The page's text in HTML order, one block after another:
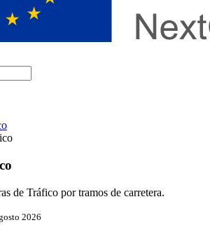
de Tráfico por tramos de carretera.
2026